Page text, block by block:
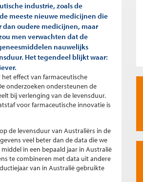
industrie, zoals de
meeste nieuwe medicijnen die
dan oudere medicijnen, maar
men verwachten dat de
nauwelijks
Het tegendeel blijkt waar:
effect van farmaceutische
onderzoeken ondersteunen de
bij verlenging van de levensduur.
voor farmaceutische innovatie is
de levensduur van Australiërs in de
veel beter dan de data die we
in een bepaald jaar in Australië
te combineren met data uit andere
van in Australië gebruikte